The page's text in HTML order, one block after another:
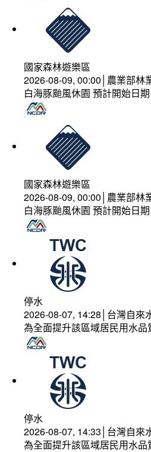
國家森林遊樂區
2026-08-09, 00:00│農業部林
白海豚颱風休園 預計開始日
國家森林遊樂區
2026-08-09, 00:00│農業部林
白海豚颱風休園 預計開始日
停水
2026-08-07, 14:28│台灣自來
為全面提升該區域居民用水
停水
2026-08-07, 14:33│台灣自來
為全面提升該區域居民用水